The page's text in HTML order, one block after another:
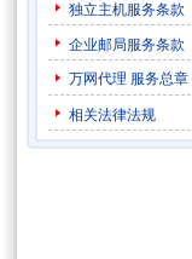
独立主机服务条款
企业邮局服务条款
万网代理 服务总章
相关法律法规